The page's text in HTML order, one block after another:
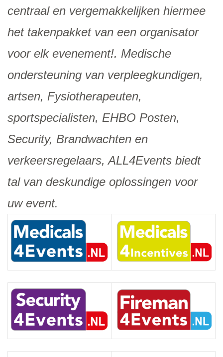
centraal en vergemakkelijken hiermee
het takenpakket van een organisator
voor elk evenement!. Medische
ondersteuning van verpleegkundigen,
artsen, Fysiotherapeuten,
sportspecialisten, EHBO Posten,
Security, Brandwachten en
verkeersregelaars, ALL4Events biedt
tal van deskundige oplossingen voor
uw event.